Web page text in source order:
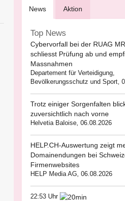
News Aktion
Top News
Cybervorfall bei der RUAG
schliesst Prüfung ab und
Massnahmen
Departement für Verteidigung,
Bevölkerungsschutz und Sport,
Trotz einiger Sorgenfalten
zuversichtlich nach vorne
Helvetia Baloise, 06.08.2026
HELP.CH-Auswertung zeigt
Domainendungen bei
Firmenwebsites
HELP Media AG, 06.08.2026
22:53 Uhr